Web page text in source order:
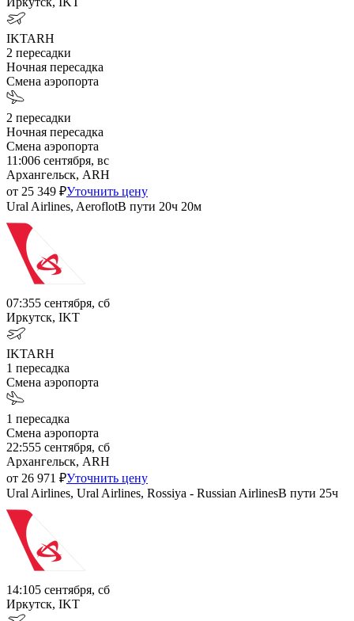
IKTARH
2 пересадки
Ночная пересадка
Смена аэропорта
2 пересадки
Ночная пересадка
Смена аэропорта
11:006 сентября, вс
Архангельск, ARH
от 25 349 ₽Уточнить цену
Ural Airlines, AeroflotВ пути 20ч 20м
07:355 сентября, сб
Иркутск, IKT
IKTARH
1 пересадка
Смена аэропорта
1 пересадка
Смена аэропорта
22:555 сентября, сб
Архангельск, ARH
от 26 971 ₽Уточнить цену
Ural Airlines, Ural Airlines, Rossiya - Russian AirlinesВ пути 25ч
14:105 сентября, сб
Иркутск, IKT